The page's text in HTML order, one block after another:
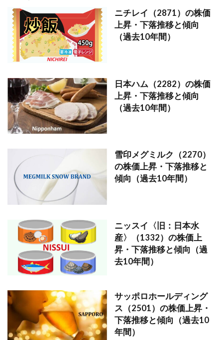
ニチレイ（2871）の株価
上昇・下落推移と傾向
（過去10年間）
日本ハム（2282）の株価
上昇・下落推移と傾向
（過去10年間）
雪印メグミルク（2270）
の株価上昇・下落推移と
傾向（過去10年間）
ニッスイ〈旧：日本水
産〉（1332）の株価上
昇・下落推移と傾向（過
去10年間）
サッポロホールディング
ス（2501）の株価上昇・
下落推移と傾向（過去10
年間）